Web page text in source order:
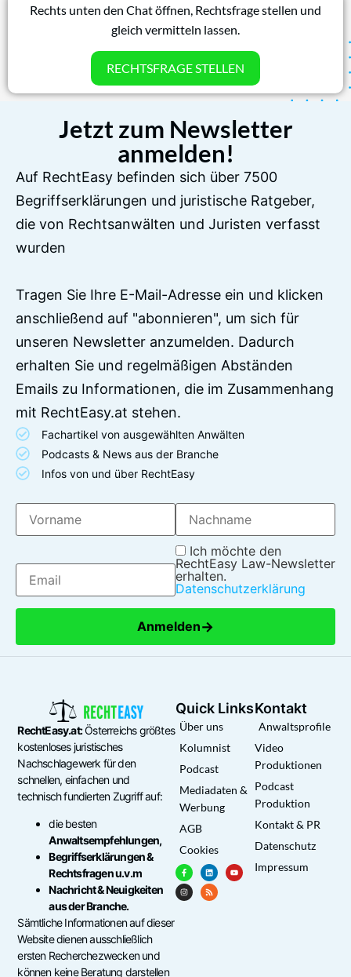
Rechts unten den Chat öffnen, Rechtsfrage stellen und
gleich vermitteln lassen.
RECHTSFRAGE STELLEN
Jetzt zum Newsletter
anmelden!
Auf RechtEasy befinden sich über 7500
Begriffserklärungen und juristische Ratgeber,
die von Rechtsanwälten und Juristen verfasst
wurden
Tragen Sie Ihre E-Mail-Adresse ein und klicken
anschließend auf "abonnieren", um sich für
unseren Newsletter anzumelden. Dadurch
erhalten Sie und regelmäßigen Abständen
Emails zu Informationen, die im Zusammenhang
mit RechtEasy.at stehen.
Fachartikel von ausgewählten Anwälten
Podcasts & News aus der Branche
Infos von und über RechtEasy
Ich möchte den
RechtEasy Law-Newsletter
erhalten.
Datenschutzerklärung
Anmelden→
RechtEasy.at:Österreichs größtes
kostenloses juristisches
Nachschlagewerk für den
schnellen, einfachen und
technisch fundierten Zugriff auf:
die besten
Anwaltsempfehlungen,
Begriffserklärungen &
Rechtsfragen u.v.m
Nachricht & Neuigkeiten
aus der Branche.
Sämtliche Informationen auf dieser
Website dienen ausschließlich
ersten Recherchezwecken und
können keine Beratung darstellen
Quick Links
Über uns
Kolumnist
Podcast
Mediadaten &
Werbung
AGB
Cookies
Kontakt
Anwaltsprofile
Video
Produktionen
Podcast
Produktion
Kontakt & PR
Datenschutz
Impressum